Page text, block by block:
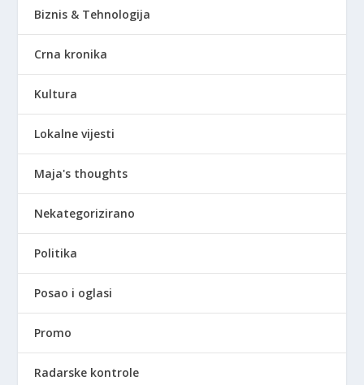
Biznis & Tehnologija
Crna kronika
Kultura
Lokalne vijesti
Maja's thoughts
Nekategorizirano
Politika
Posao i oglasi
Promo
Radarske kontrole